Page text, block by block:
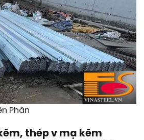
Phân
thép v mạ kẽm